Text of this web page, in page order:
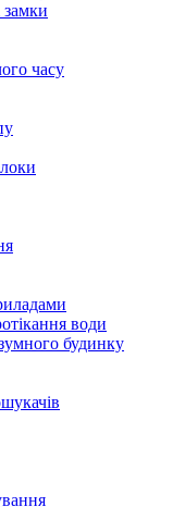
замки
часу
води
будинку